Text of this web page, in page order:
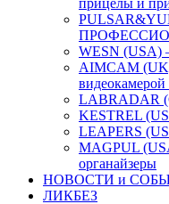
прицелы и
WESN (USA)
AIMCAM
LABRADAR
KESTREL
LEAPERS
MAGPUL
органайзеры
НОВОСТИ и
ЛИКБЕЗ